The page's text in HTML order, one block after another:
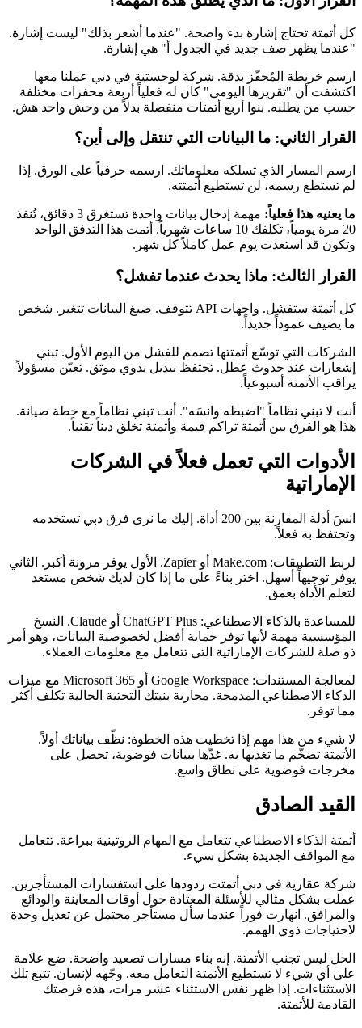
كل أتمتة تحتاج إشارة بدء واضحة. "عندما أشعر بذلك" ليست إشارة.
"عندما يظهر صف جديد في الجدول أ" هي إشارة.
ارسم خريطة المُحفّز بدقة. شركة لوجستية في دبي عملنا معها
اكتشفت أن "تقريرها اليومي" كان له فعلياً أربعة محفزات مختلفة
حسب من يطلبه. بنوا أربع أتمتات منفصلة بدلاً من وحش واحد هش.
القرار الثاني: ما البيانات التي تنتقل وإلى أين؟
ارسم المسار الذي تسلكه معلوماتك. ارسمه حرفياً على الورق. إذا
لم تستطع رسمه، لن تستطيع أتمتته.
ما يعنيه هذا فعلياً:
مهمة إدخال بيانات واحدة تستغرق 3 دقائق، تُنفذ
20 مرة يومياً، تكلفك 10 ساعات شهرياً. أتمت هذا التدفق الواحد
وتكون قد استعدت يوم عمل كاملاً كل شهر.
القرار الثالث: ماذا يحدث عندما تفشل؟
كل أتمتة ستفشل. واجهات API تتوقف. صيغ البيانات تتغير. شخص
ما يضيف عموداً جديداً.
الشركات التي توسّع أتمتتها تصمم للفشل من اليوم الأول. تبني
إشعارات عند حدوث عطل. تحتفظ ببديل يدوي موثق. تعيّن مسؤولاً
يراقب الأتمتة أسبوعياً.
أنت لا تبني نظاماً "اضبطه وانسَه". أنت تبني نظاماً مع خطة صيانة.
هذا هو الفرق بين أتمتة تراكم قيمة وأتمتة تخلق ديناً تقنياً.
الأدوات التي تعمل فعلاً في الشركات
الإماراتية
انسَ أدلة المقارنة بين 200 أداة. إليك ما نرى فرق دبي تستخدمه
وتحتفظ به فعلاً.
لربط التطبيقات: Make.com أو Zapier. الأول يوفر مرونة أكبر. الثاني
يوفر توجيهاً أسهل. اختر بناءً على ما إذا كان لديك شخص مستعد
لتعلم الأداة بعمق.
للمساعدة بالذكاء الاصطناعي: ChatGPT Plus أو Claude. النسخ
المؤسسية مهمة لأنها توفر حماية أفضل لخصوصية البيانات، وهو أمر
ذو صلة للشركات الإماراتية التي تتعامل مع معلومات العملاء.
لمعالجة المستندات: Google Workspace أو Microsoft 365 مع ميزات
الذكاء الاصطناعي المدمجة. محاربة بنيتك التحتية الحالية تكلف أكثر
مما توفر.
لا شيء من هذا مهم إذا تخطيت هذه الخطوة: نظّف بياناتك أولاً.
الأتمتة تضخّم ما تغذيها به. غذّها ببيانات فوضوية، تحصل على
مخرجات فوضوية على نطاق واسع.
القيد الصادق
أتمتة الذكاء الاصطناعي تتعامل مع المهام الروتينية ببراعة. تتعامل
مع المواقف الجديدة بشكل سيء.
شركة عقارية في دبي أتمتت ردودها على استفسارات المستأجرين.
عملت بشكل مثالي للأسئلة المعتادة حول أوقات المعاينة والودائع
والمرافق. انهارت فوراً عندما سأل مستأجر محتمل عن تعديل وحدة
لاحتياجات ذوي الهمم.
الحل ليس تجنب الأتمتة. إنه بناء مسارات تصعيد واضحة. ضع علامة
على أي شيء لا تستطيع الأتمتة التعامل معه. وجّهه لإنسان. تتبع تلك
الاستثناءات. إذا ظهر نفس الاستثناء عشر مرات، هذه فرصتك
القادمة للأتمتة.